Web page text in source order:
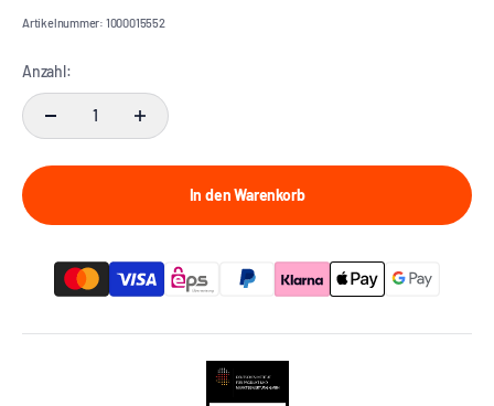
Artikelnummer: 1000015552
Anzahl:
In den Warenkorb